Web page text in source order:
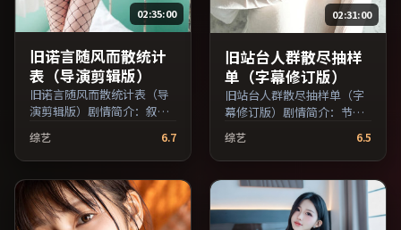
02:35:00
旧诺言随风而散统计
表（导演剪辑版）
旧诺言随风而散统计表（导
演剪辑版）剧情简介：叙事
在多重视角间切换，场面调
度注重留白与观众想象空
间；由魏斯·安德森执导，
梁朝伟、河正宇、章子怡等
主演，英国出品，传记类
型，2023年上映 / 2023年9
综艺 6.7
02:31:00
旧站台人群散尽抽样
单（字幕修订版）
旧站台人群散尽抽样单（字
幕修订版）剧情简介：节奏
在沉静与爆发之间交替，悬
念逐步揭开却保留开放式回
味；由张艾嘉执导，鲁妮·
玛拉、提莫西·查拉梅、张
子枫等主演，英国出品，历
史类型，2017年上映 / 2017
综艺 6.5